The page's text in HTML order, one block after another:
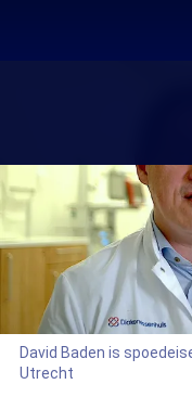
David Baden is
Utrecht